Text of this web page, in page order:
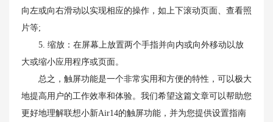
向左或向右滑动以实现相应的操作，如上下滚动页面、查看照
片等;
5. 缩放：在屏幕上放置两个手指并向内或向外移动以放
大或缩小应用程序或页面。
总之，触屏功能是一个非常实用和方便的特性，可以极大
地提高用户的工作效率和体验。我们希望这篇文章可以帮助您
更好地理解联想小新Air14的触屏功能，并为您提供设置指南